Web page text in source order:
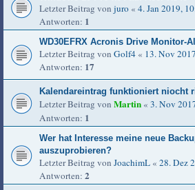
Letzter Beitrag von juro « 4. Jan 2019,
Antworten: 1
WD30EFRX Acronis Drive Monitor-
Letzter Beitrag von Golf4 « 13. Nov
Antworten: 17
Kalendareintrag funktioniert niocht
Letzter Beitrag von Martin « 3. Nov
Antworten: 1
Wer hat Interesse meine neue
auszuprobieren?
Letzter Beitrag von JoachimL « 28. Dez
Antworten: 2